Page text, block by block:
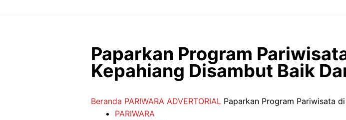
Paparkan Program
Kepahiang Disambut Baik
Beranda PARIWARA ADVERTORIAL Paparkan Program Pariwisata
PARIWARA